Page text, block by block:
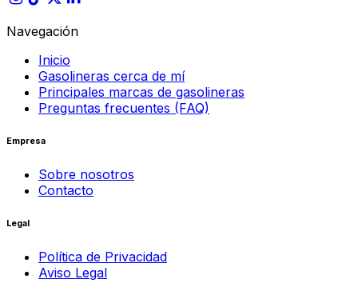
Navegación
Inicio
Gasolineras cerca de mí
Principales marcas de gasolineras
Preguntas frecuentes (FAQ)
Empresa
Sobre nosotros
Contacto
Legal
Política de Privacidad
Aviso Legal